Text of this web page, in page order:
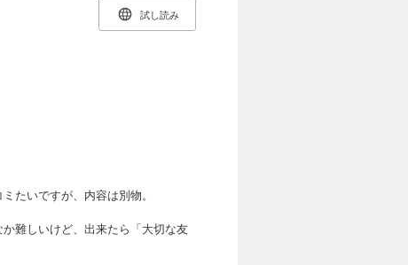
試し読み
たいですが、内容は別物。
難しいけど、出来たら「大切な友